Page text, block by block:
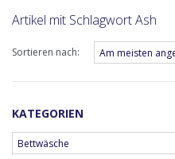
Artikel mit Schlagwort Ash
Sortieren nach:
KATEGORIEN